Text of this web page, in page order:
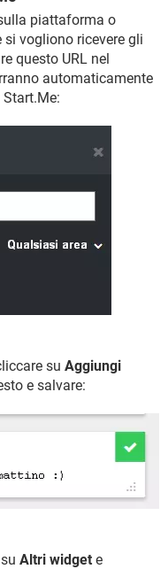
piattaforma o
si vogliono ricevere gli
questo URL nel
automaticamente
su Aggiungi
e salvare:
Altri widget e